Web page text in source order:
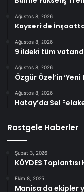
Ağustos 8, 2026
Kayseri’de
Ağustos 8, 2026
9 ildeki tüm
Ağustos 8, 2026
Özgür Özel’in
Ağustos 8, 2026
Hatay’da Sel
Rastgele Haberler
Şubat 3, 2026
KÖYDES Toplantısı
Ekim 8, 2025
Manisa’da ekipler